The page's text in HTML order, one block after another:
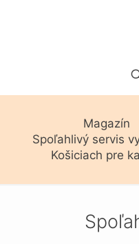
Magazín
Spoľahlivý servis
Košiciach pre